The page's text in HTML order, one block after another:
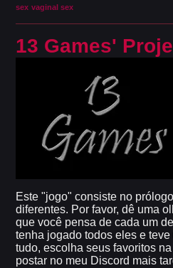
sex vaginal sex
13 Games'
Este "jogo" consiste no
diferentes. Por favor, dê uma
que você pensa de cada um
tenha jogado todos eles e
tudo, escolha seus favoritos
postar no meu Discord mais